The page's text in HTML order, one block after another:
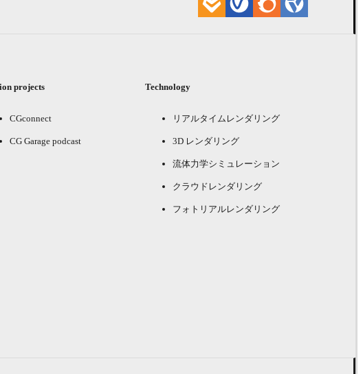
projects
CGconnect
CG Garage podcast
Technology
リアルタイムレンダリング
3D レンダリング
流体力学シミュレーション
クラウドレンダリング
フォトリアルレンダリング